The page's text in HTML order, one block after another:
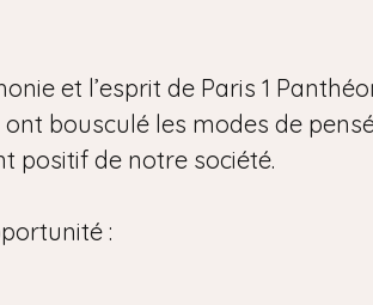
et l’esprit de Paris 1
bousculé les modes de
positif de notre société.
: